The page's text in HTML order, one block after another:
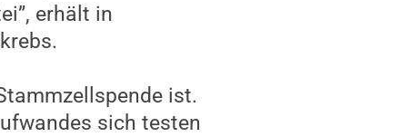
erhält in
ist.
sich testen